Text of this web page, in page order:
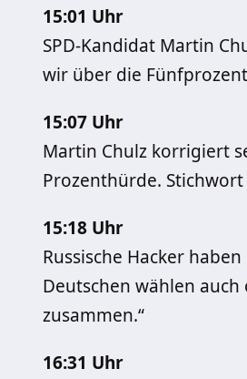
15:01 Uhr
SPD-Kandidat Martin
wir über die
15:07 Uhr
Martin Chulz korrigiert
Prozenthürde.
15:18 Uhr
Russische Hacker
Deutschen wählen
zusammen.“
16:31 Uhr